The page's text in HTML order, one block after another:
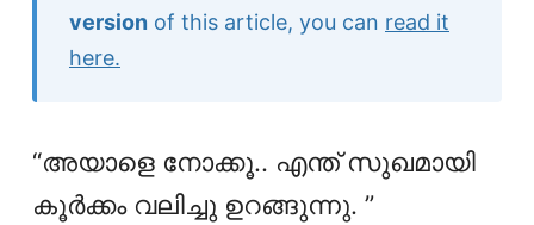
version of this article, you can read it
here.
“അയാളെ നോക്കൂ.. എന്ത് സുഖമായി
കൂർക്കം വലിച്ചു ഉറങ്ങുന്നു. ”